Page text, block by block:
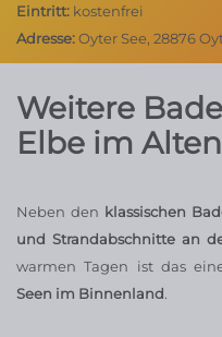
Eintritt: kostenfrei
Adresse:Oyter See, 28876
Weitere
Elbe im
Neben den klassischen
und Strandabschnitte an
warmen Tagen ist das
Seen im Binnenland.